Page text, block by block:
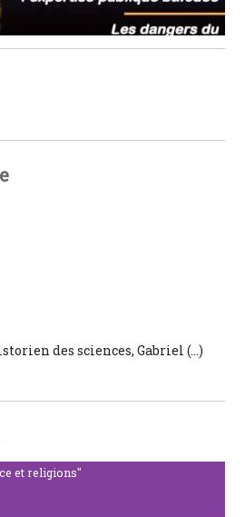
des sciences, Gabriel (…)
et religions"